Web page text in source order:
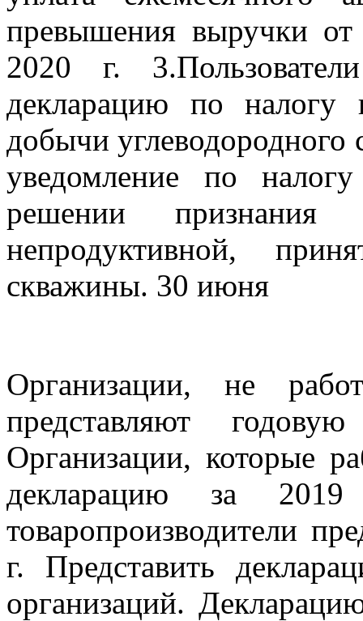
превышения выручки
2020 г.
декларацию по налогу
добычи
уведомление по
решении признания
непродуктивной,
скважины. 30 июня
Организации, не
представляют
Организации, которые
декларацию за 2019
товаропроизводители
г. Представить
организаций.